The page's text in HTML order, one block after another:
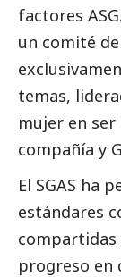
factores
un comité
temas,
mujer en
compañía y
El SGAS ha
estándares
progreso en